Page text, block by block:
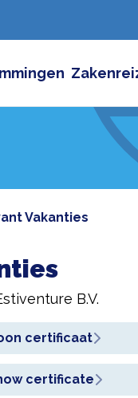
Vakanties
B.V.
certificaat
certificate